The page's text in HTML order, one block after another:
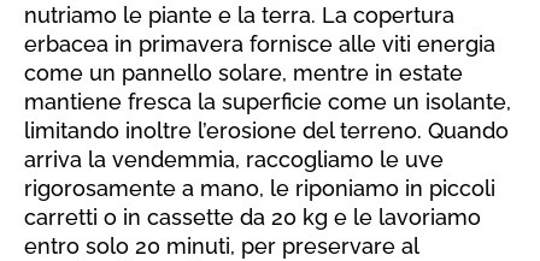
nutriamo le piante e la terra. La copertura
erbacea in primavera fornisce alle viti energia
come un pannello solare, mentre in estate
mantiene fresca la superficie come un isolante,
limitando inoltre l’erosione del terreno. Quando
arriva la vendemmia, raccogliamo le uve
rigorosamente a mano, le riponiamo in piccoli
carretti o in cassette da 20 kg e le lavoriamo
entro solo 20 minuti, per preservare al